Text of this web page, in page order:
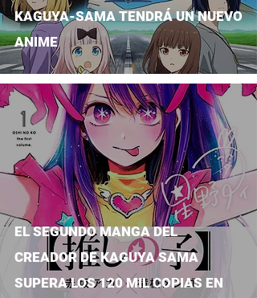
KAGUYA-SAMA TENDRÁ UN NUEVO
ANIME
EL SEGUNDO MANGA DEL
CREADOR DE KAGUYA SAMA
SUPERA LOS 120 MIL COPIAS EN